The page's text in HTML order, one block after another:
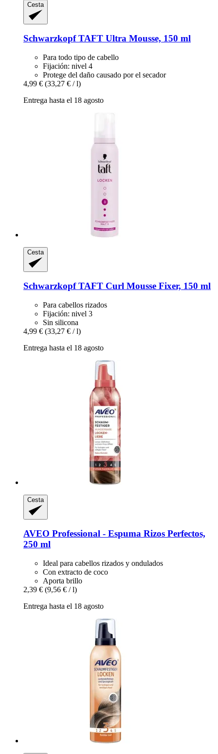
Cesta
SchwarzkopfTAFT Ultra Mousse, 150 ml
Para todo tipo de cabello
Fijación: nivel 4
Protege del daño causado por el secador
4,99 € (33,27 € / l)
Entrega hasta el 18 agosto
Cesta
SchwarzkopfTAFT Curl Mousse Fixer, 150 ml
Para cabellos rizados
Fijación: nivel 3
Sin silicona
4,99 € (33,27 € / l)
Entrega hasta el 18 agosto
Cesta
AVEO Professional -​ Espuma Rizos Perfectos,
250 ml
Ideal para cabellos rizados y ondulados
Con extracto de coco
Aporta brillo
2,39 € (9,56 € / l)
Entrega hasta el 18 agosto